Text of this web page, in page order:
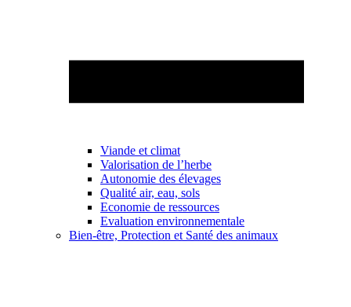
Viande et climat
Valorisation de l’herbe
Autonomie des élevages
Qualité air, eau, sols
Economie de ressources
Evaluation environnementale
Bien-être, Protection et Santé des animaux